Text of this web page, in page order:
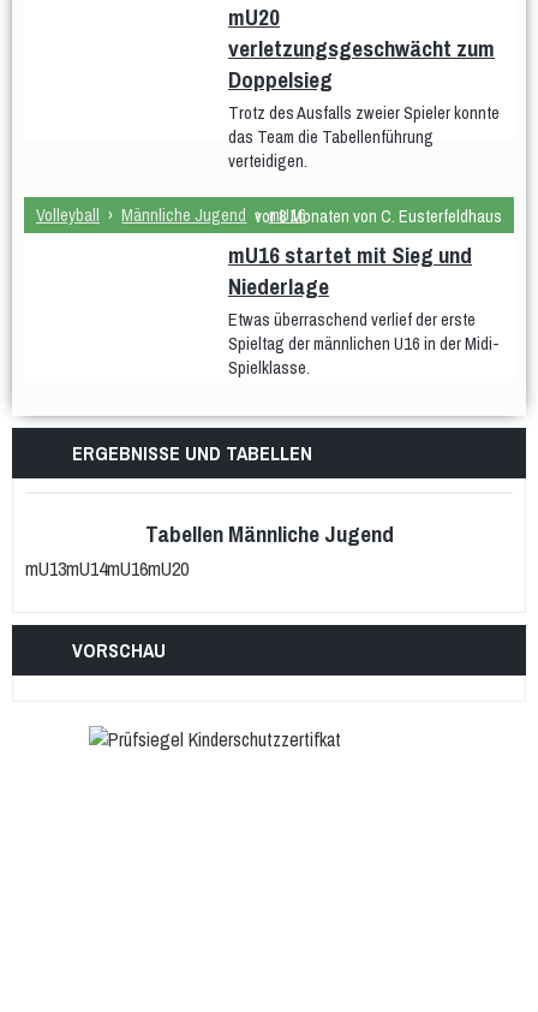
mU20
verletzungsgeschwächt zum
Doppelsieg
Trotz des Ausfalls zweier Spieler konnte
das Team die Tabellenführung
verteidigen.
Volleyball › Männliche Jugend › mU16
vor 8 Monaten von C. Eusterfeldhaus
mU16 startet mit Sieg und
Niederlage
Etwas überraschend verlief der erste
Spieltag der männlichen U16 in der Midi-
Spielklasse.
ERGEBNISSE UND TABELLEN
Tabellen Männliche Jugend
mU13mU14mU16mU20
VORSCHAU